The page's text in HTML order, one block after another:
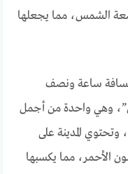
الشمس، مما يجعلها
مسافة ساعة ونصف
وهي واحدة من أجمل
وتحتوي المدينة على
الأحمر، مما يكسبها